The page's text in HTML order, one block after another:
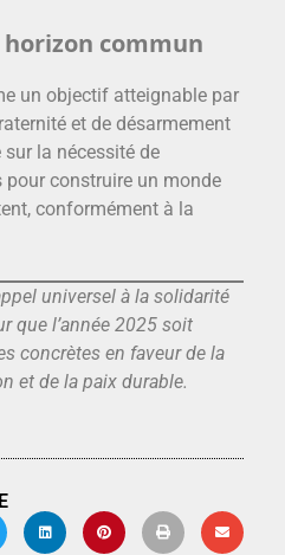
commun
un objectif atteignable par
et de désarmement
la nécessité de
construire un monde
conformément à la
universel à la solidarité
que l’année 2025 soit
concrètes en faveur de la
et de la paix durable.